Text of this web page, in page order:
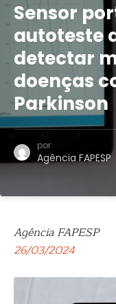
Sensor
autoteste
detectar
doenças
Parkinson
por
Agência FAPESP
Agência FAPESP
26/03/2024